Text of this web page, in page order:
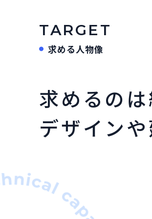
TARGET
求める人物像
求めるのは
デザイン